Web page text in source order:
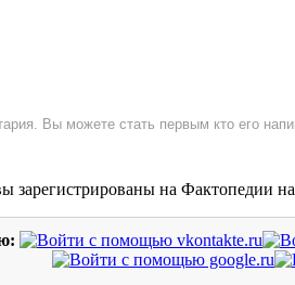
Вы можете стать первым кто его
зарегистрированы на Фактопедии